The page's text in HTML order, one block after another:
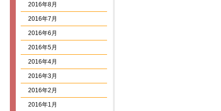
2016年8月
2016年7月
2016年6月
2016年5月
2016年4月
2016年3月
2016年2月
2016年1月